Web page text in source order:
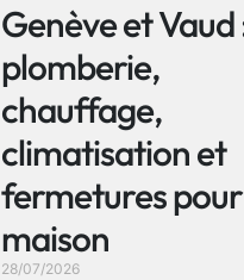
Genève et Vaud
plomberie,
chauffage,
climatisation et
fermetures
maison
28/07/2026